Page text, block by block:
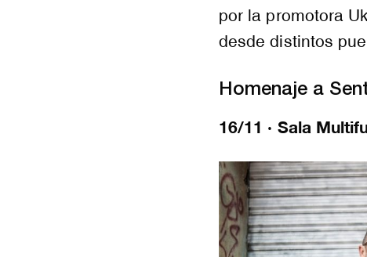
por la promotora
desde distintos
Homenaje a
16/11 · Sala